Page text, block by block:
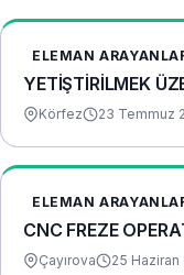
ELEMAN
YETİŞTİRİLMEK
Körfez 23 Temmuz
ELEMAN
CNC FREZE
Çayırova 25 Haziran